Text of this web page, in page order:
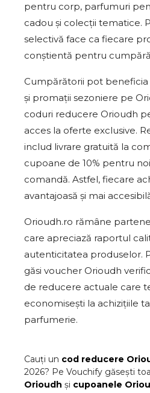
pentru corp, parfumuri
cadou și colecții tematice.
selectivă face ca fiecare
conștientă pentru
Cumpărătorii pot
și promații sezoniere pe
coduri reducere Orioudh
acces la oferte exclusive.
includ livrare gratuită la
cupoane de 10% pentru
comandă. Astfel, fiecare
avantajoasă și mai
Orioudh.ro rămâne
care apreciază raportul
autenticitatea produselor.
găsi voucher Orioudh
de reducere actuale care
economisești la achizițiile
parfumerie.
Cauți un cod reducere
2026? Pe Vouchify găsești
Orioudh și cupoanele